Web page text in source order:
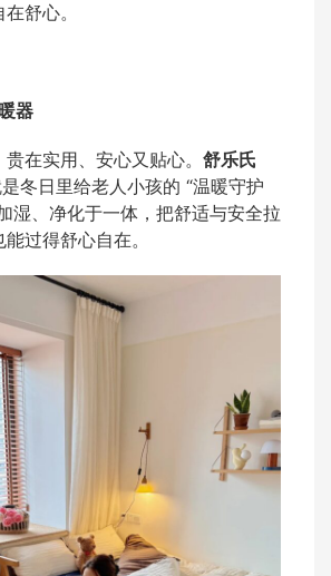
舒心。
器
在实用、安心又贴心。 舒乐氏
冬日里给老人小孩的 “温暖守护
湿、净化于一体，把舒适与安全拉
过得舒心自在。